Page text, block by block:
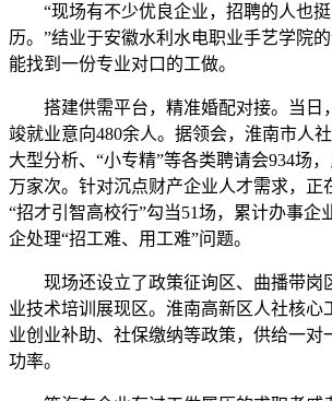
“现场有不少优良企业，招聘的人也挺
历。”结业于安徽水利水电职业手艺学院
能找到一份专业对口的工做。
搭建供需平台，精准婚配对接。当日
竣就业意向480余人。据领会，淮南市人
大型分析、“小专精”等各类聘请会934场
万家次。针对沉点财产企业人才需求，正
“招才引智高校行”勾当51场，累计办事企
企处理“招工难、用工难”问题。
现场还设立了政策征询区、曲播带岗
业技术培训展现区。淮南高新区人社核心
业创业补助、社保缴纳等政策，供给一对
功率。